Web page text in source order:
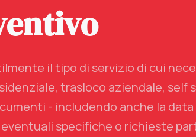
il tipo di servizio di cui
trasloco aziendale, self
- includendo anche la data
specifiche o richieste